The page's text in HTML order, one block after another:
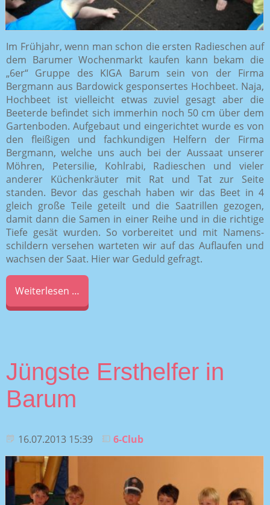
Im Frühjahr, wenn man schon die ersten Radieschen auf
dem Barumer Wochenmarkt kaufen kann bekam die
„6er“ Gruppe des KIGA Barum sein von der Firma
Bergmann aus Bardowick gesponsertes Hochbeet. Naja,
Hochbeet ist vielleicht etwas zuviel gesagt aber die
Beeterde befindet sich immerhin noch 50 cm über dem
Gartenboden. Aufgebaut und eingerichtet wurde es von
den fleißigen und fachkundigen Helfern der Firma
Bergmann, welche uns auch bei der Aussaat unserer
Möhren, Petersilie, Kohlrabi, Radieschen und vieler
anderer Küchenkräuter mit Rat und Tat zur Seite
standen. Bevor das geschah haben wir das Beet in 4
gleich große Teile geteilt und die Saatrillen gezogen,
damit dann die Samen in einer Reihe und in die richtige
Tiefe gesät wurden. So vorbereitet und mit Namens-
schildern versehen warteten wir auf das Auflaufen und
wachsen der Saat. Hier war Geduld gefragt.
Weiterlesen …
Jüngste Ersthelfer in
Barum
16.07.2013 15:39 6-Club